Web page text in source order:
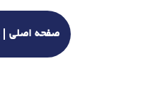
صفحه اصلی